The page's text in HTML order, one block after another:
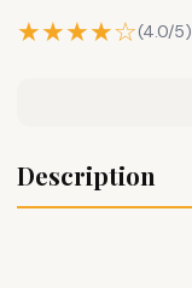
★★★★☆(4.0/5)
Description